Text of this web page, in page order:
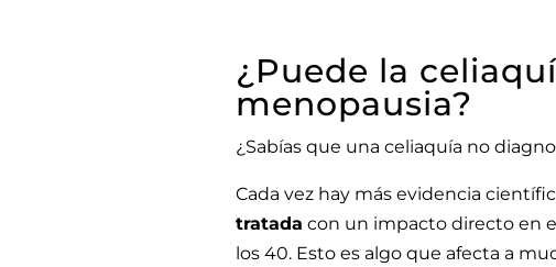
¿Puede la
menopausia?
¿Sabías que una celiaquía no
Cada vez hay más evidencia
tratada con un impacto directo en
los 40. Esto es algo que afecta a